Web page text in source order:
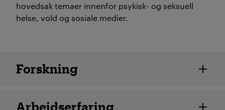
hovedsak temaer innenfor psykisk- og seksuell
helse, vold og sosiale medier.
Ansatte detaljer
Forskning
Arbeidserfaring